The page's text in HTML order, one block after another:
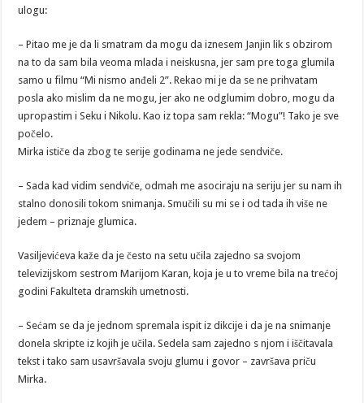
ulogu:
– Pitao me je da li smatram da mogu da iznesem Janjin lik s obzirom
na to da sam bila veoma mlada i neiskusna, jer sam pre toga glumila
samo u filmu “Mi nismo anđeli 2”. Rekao mi je da se ne prihvatam
posla ako mislim da ne mogu, jer ako ne odglumim dobro, mogu da
upropastim i Seku i Nikolu. Kao iz topa sam rekla: “Mogu”! Tako je sve
počelo.
Mirka ističe da zbog te serije godinama ne jede sendviče.
– Sada kad vidim sendviče, odmah me asociraju na seriju jer su nam ih
stalno donosili tokom snimanja. Smučili su mi se i od tada ih više ne
jedem – priznaje glumica.
Vasiljevićeva kaže da je često na setu učila zajedno sa svojom
televizijskom sestrom Marijom Karan, koja je u to vreme bila na trećoj
godini Fakulteta dramskih umetnosti.
– Sećam se da je jednom spremala ispit iz dikcije i da je na snimanje
donela skripte iz kojih je učila. Sedela sam zajedno s njom i iščitavala
tekst i tako sam usavršavala svoju glumu i govor – završava priču
Mirka.